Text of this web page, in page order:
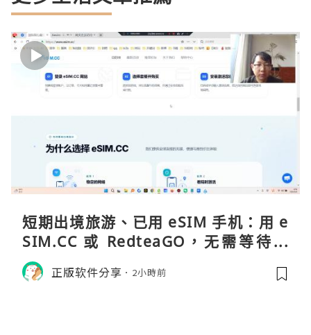
短期出境旅游、已用 eSIM 手机：用 e
SIM.CC 或 RedteaGO，无需等待收
货。需要“当地号码 + 通话短信”（如
打车、外卖、客户联络）：优先 Redt
正版软件分享 2小時前